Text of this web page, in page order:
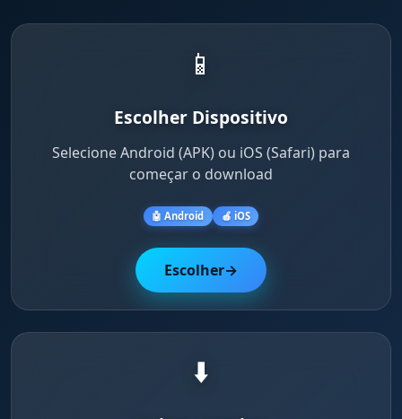
📱
Escolher Dispositivo
Selecione Android (APK) ou iOS (Safari) para
começar o download
🤖 Android 🍎 iOS
Escolher→
⬇️